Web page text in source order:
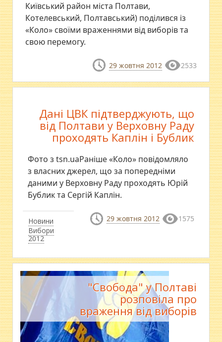
Київський район міста Полтави,
Котелевський, Полтавський) поділився із
«Коло» своїми враженнями від виборів та
свою перемогу.
29 жовтня 2012 2533
Новини
Вибори
2012
Дані ЦВК підтверджують, що
від Полтави у Верховну Раду
проходять Каплін і Бублик
Фото з tsn.uaРаніше «Коло» повідомляло
з власних джерел, що за попередніми
даними у Верховну Раду проходять Юрій
Бублик та Сергій Каплін.
29 жовтня 2012 1575
"Свобода" у Полтаві
розповіла про
враження від виборів